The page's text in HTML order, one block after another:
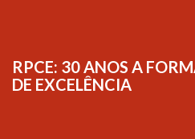
RPCE: 30 ANOS A
DE EXCELÊNCIA
NAVEGAÇÃO
ESTRUTURAL